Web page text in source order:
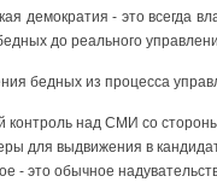
демократия - это всегда
до реального
бедных из процесса
контроль над СМИ со
для выдвижения в
- это обычное